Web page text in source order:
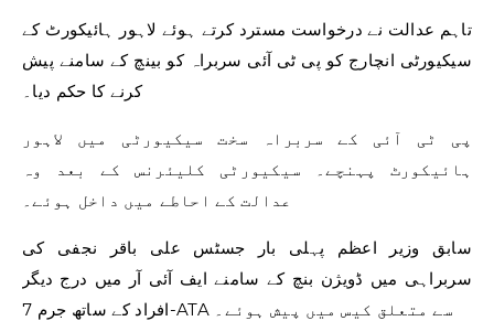
تاہم عدالت نے درخواست مسترد کرتے ہوئے لاہور ہائیکورٹ کے
سیکیورٹی انچارج کو پی ٹی آئی سربراہ کو بینچ کے سامنے پیش
کرنے کا حکم دیا۔
پی ٹی آئی کے سربراہ سخت سیکیورٹی میں لاہور
ہائیکورٹ پہنچے۔ سیکیورٹی کلیئرنس کے بعد وہ
عدالت کے احاطے میں داخل ہوئے۔
سابق وزیر اعظم پہلی بار جسٹس علی باقر نجفی کی
سربراہی میں ڈویژن بنچ کے سامنے ایف آئی آر میں درج دیگر
افراد کے ساتھ جرم 7-ATA سے متعلق کیس میں پیش ہوئے۔